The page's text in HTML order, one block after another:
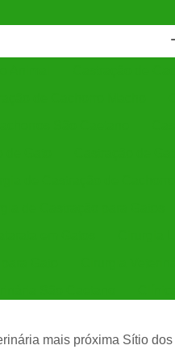
Especializada em Cães
mais próxima Sítio dos